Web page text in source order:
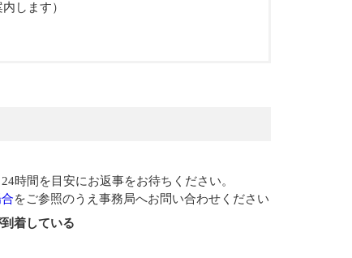
します）
時間を目安にお返事をお待ちください。
をご参照のうえ事務局へお問い合わせください
着している